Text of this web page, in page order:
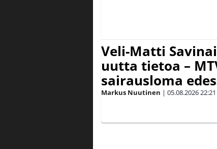
Veli-Matti
uutta tietoa –
sairausloma
Markus Nuutinen | 05.08.202622:21